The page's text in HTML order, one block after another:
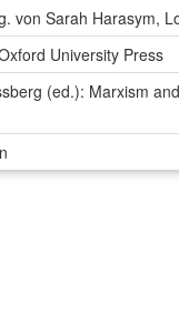
von Sarah Harasym,
University Press
(ed.): Marxism